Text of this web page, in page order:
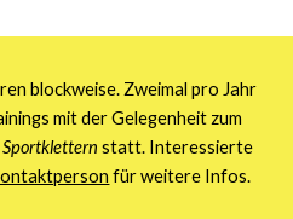
blockweise. Zweimal pro Jahr
mit der Gelegenheit zum
Sportklettern statt. Interessierte
für weitere Infos.